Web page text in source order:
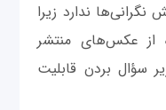
ندارد زیرا
از عکس‌های منتشر
سؤال بردن قابلیت